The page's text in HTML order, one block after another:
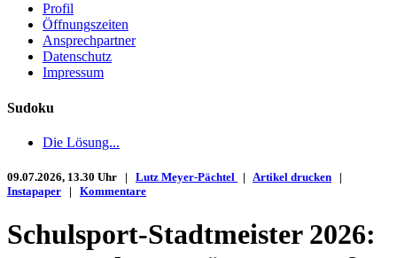
Profil
Öffnungszeiten
Ansprechpartner
Datenschutz
Impressum
Sudoku
Die Lösung...
09.07.2026, 13.30 Uhr | Lutz Meyer-Pächtel | Artikel drucken |
Instapaper | Kommentare
Schulsport-Stadtmeister 2026: